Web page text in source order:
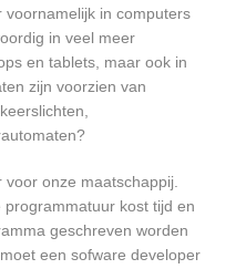
in computers
in veel meer
en tablets, maar ook in
zijn voorzien van
onze maatschappij.
kost tijd en
geschreven worden
een sofware developer